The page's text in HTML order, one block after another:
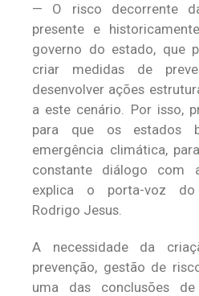
— O risco decorrente
presente e
governo do estado, que
criar medidas de
desenvolver ações
a este cenário. Por isso,
para que os estados
emergência climática,
constante diálogo com
explica o porta-voz do
Rodrigo Jesus.
A necessidade da
prevenção, gestão de
uma das conclusões